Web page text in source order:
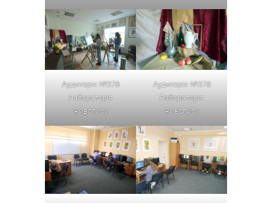
Аудиторія №378
Лабораторія
живопису
Аудиторія №378
Лабораторія
живопису